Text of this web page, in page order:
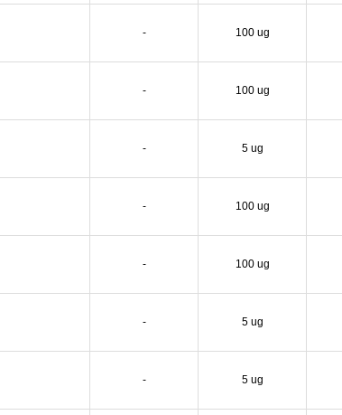
- 100 ug
- 100 ug
- 5 ug
- 100 ug
- 100 ug
- 5 ug
- 5 ug